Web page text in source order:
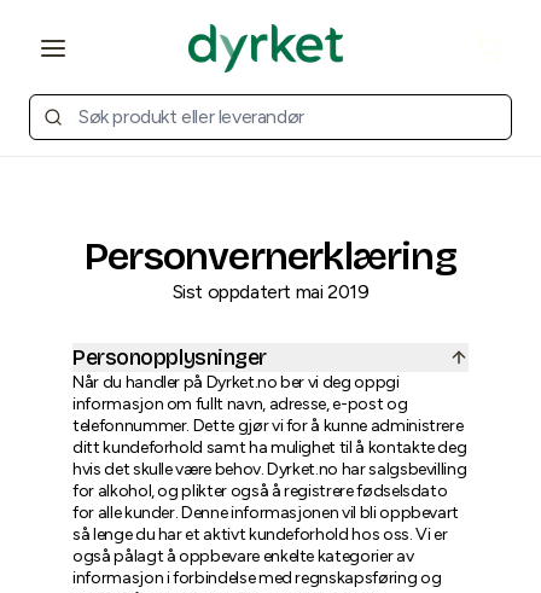
Open main menu
Personvernerklæring
Sist oppdatert mai 2019
Personopplysninger
Når du handler på Dyrket.no ber vi deg oppgi
informasjon om fullt navn, adresse, e-post og
telefonnummer. Dette gjør vi for å kunne administrere
ditt kundeforhold samt ha mulighet til å kontakte deg
hvis det skulle være behov. Dyrket.no har salgsbevilling
for alkohol, og plikter også å registrere fødselsdato
for alle kunder. Denne informasjonen vil bli oppbevart
så lenge du har et aktivt kundeforhold hos oss. Vi er
også pålagt å oppbevare enkelte kategorier av
informasjon i forbindelse med regnskapsføring og